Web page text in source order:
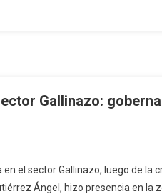
Gallinazo:
el sector Gallinazo, luego de la
Ángel, hizo presencia en la